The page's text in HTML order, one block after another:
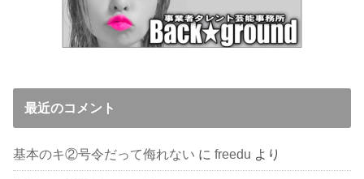
最近のコメント
基本のキ②号令だって侮れない にfreedu より